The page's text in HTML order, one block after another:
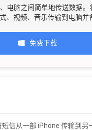
电脑之间简单地传送数据。
、视频、音乐传输到电脑并
免费下载
信从一部 iPhone 传输到另